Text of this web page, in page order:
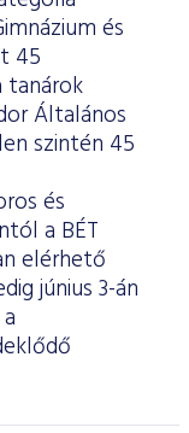
és
45
tanárok
Általános
szintén 45
és
a BÉT
elérhető
június 3-án